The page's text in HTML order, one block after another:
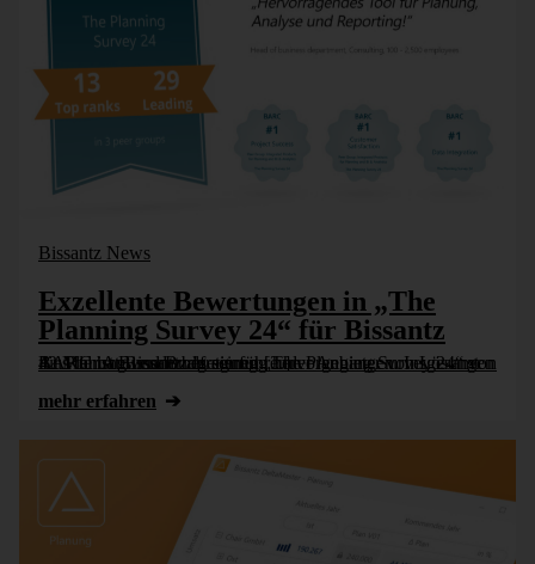
Bissantz News
Exzellente Bewertungen in „The
Planning Survey 24“ für Bissantz
Aus der Anwenderbefragung „The Planning Survey 24“ von BARC ist Bissantz als ein führender Anbieter von Lösungen für Planung und Budgetierung hervorgegangen. Insgesamt 42 Mal hat Bissantz in seinen [...]
mehr erfahren